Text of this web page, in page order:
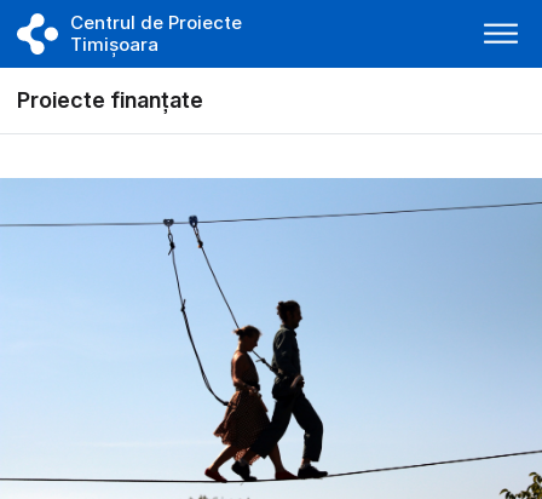
Centrul de Proiecte
Timișoara
Proiecte finanțate